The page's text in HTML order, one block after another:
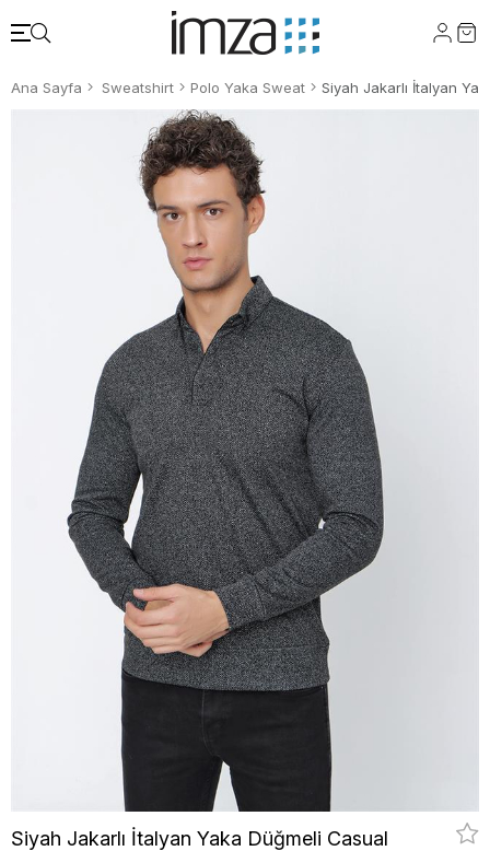
Ana Sayfa Sweatshirt Polo Yaka Sweat
Siyah Jakarlı İtalyan Yaka Düğmeli Casual